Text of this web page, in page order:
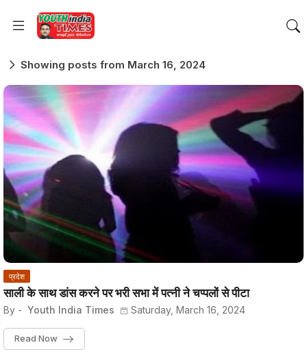
Showing posts from March 16, 2024
प्रदेश
साली के साथ डांस करने पर भरी सभा में पत्नी ने चप्पलों से पीटा
By - Youth India Times Saturday, March 16, 2024
Read Now